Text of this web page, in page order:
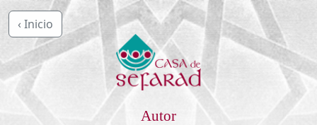
‹ Inicio
Autor